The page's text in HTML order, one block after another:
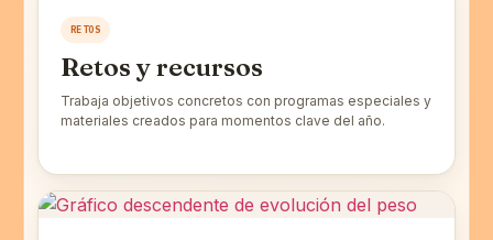
RETOS
Retos y recursos
Trabaja objetivos concretos con programas especiales y
materiales creados para momentos clave del año.